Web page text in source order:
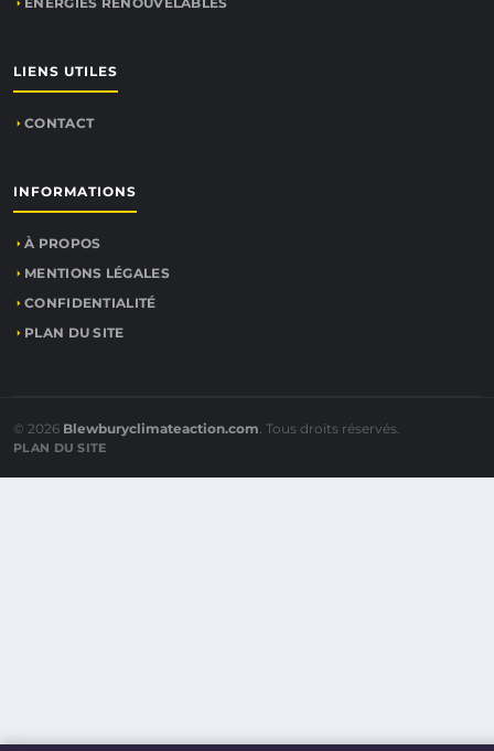
LIENS UTILES
CONTACT
INFORMATIONS
À PROPOS
MENTIONS LÉGALES
CONFIDENTIALITÉ
PLAN DU SITE
© 2026 Blewburyclimateaction.com. Tous droits réservés.
PLAN DU SITE